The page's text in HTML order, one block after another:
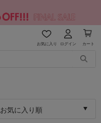
お気に入り ログイン カート
お気に入り順